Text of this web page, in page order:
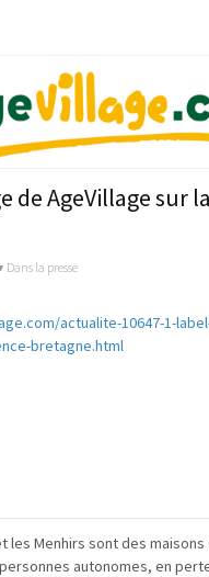
de AgeVillage sur la
Dans la presse
actualite-10647-1-
bretagne.html
les Menhirs sont des
personnes autonomes, en